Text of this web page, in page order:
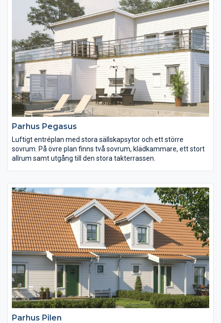
Parhus Pegasus
Luftigt entréplan med stora sällskapsytor och ett större
sovrum. På övre plan finns två sovrum, klädkammare, ett stort
allrum samt utgång till den stora takterrassen.
Parhus Pilen